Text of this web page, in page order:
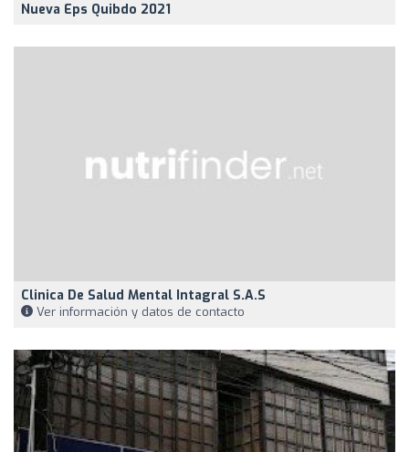
Nueva Eps Quibdo 2021
Clinica De Salud Mental Intagral S.A.S
Ver información y datos de contacto